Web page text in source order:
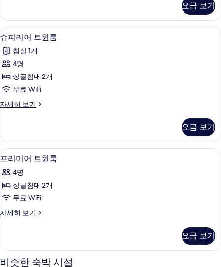
모
두
보
기
윈
룸
자
세
히
보
요금 보기
슈
피
리
어
트
윈
룸
진
모
두
보
기
오리/거위털 이불, 필로우탑 침대, 미니
5
슈피리어 트윈룸
침실 1개
4명
싱글침대 2개
무료 WiFi
자세히 보기
슈
트
윈
룸
세
히
기
요금 보기
프
리
미
어
트
윈
사
진
오리/거위털 이불, 필로우탑 침대, 미니
5
프리미어 트윈룸
4명
싱글침대 2개
무료 WiFi
자세히 보기
프
트
요금 보기
비슷한 숙박 시설